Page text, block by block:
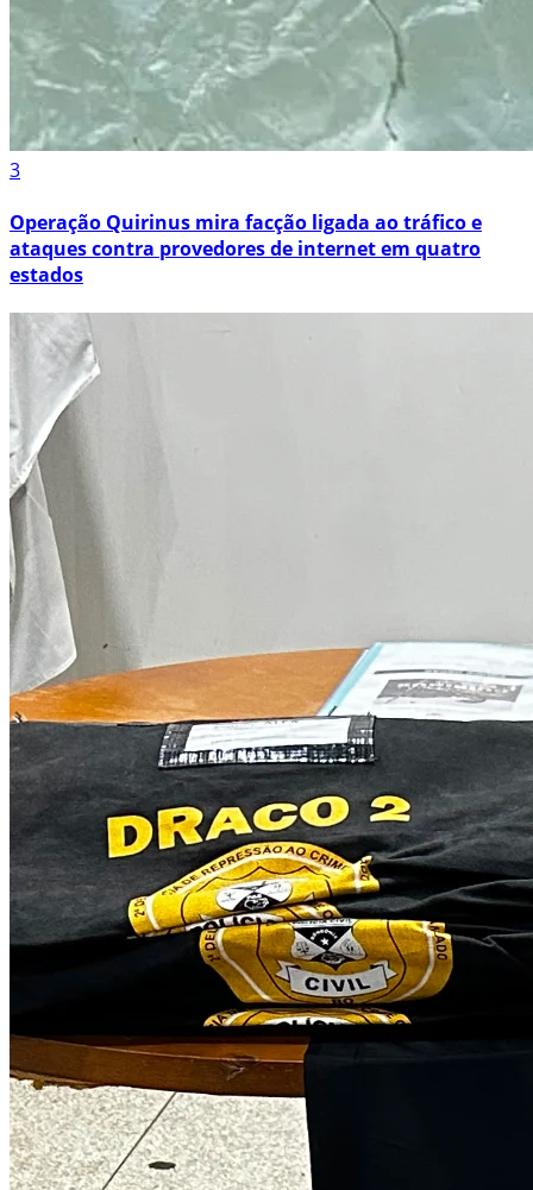
3
Operação Quirinus mira facção ligada ao tráfico e
ataques contra provedores de internet em quatro
estados